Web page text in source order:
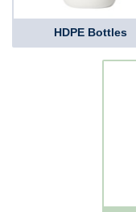
HDPE Bottles